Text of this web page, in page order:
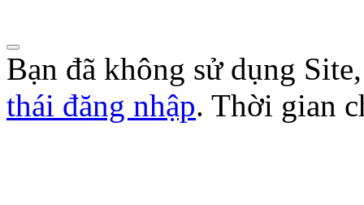
Bạn đã không sử dụng
thái đăng nhập. Thời gian